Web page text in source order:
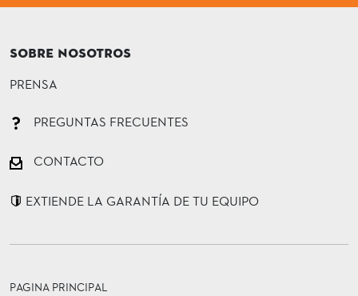
SOBRE NOSOTROS
PRENSA
PREGUNTAS FRECUENTES
CONTACTO
EXTIENDE LA GARANTÍA DE TU EQUIPO
PAGINA PRINCIPAL